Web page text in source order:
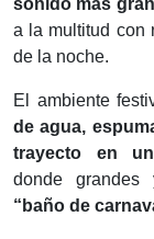
sonido más
a la multitud con
de la noche.
El ambiente
de agua,
trayecto en
donde grandes
“baño de